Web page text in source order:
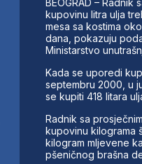
kupovinu litra ulja
mesa sa kostima
dana, pokazuju
Ministarstvo
Kada se uporedi
septembru 2000, u
se kupiti 418 litara
Radnik sa
kupovinu kilograma
kilogram mljevene
pšeničnog brašna